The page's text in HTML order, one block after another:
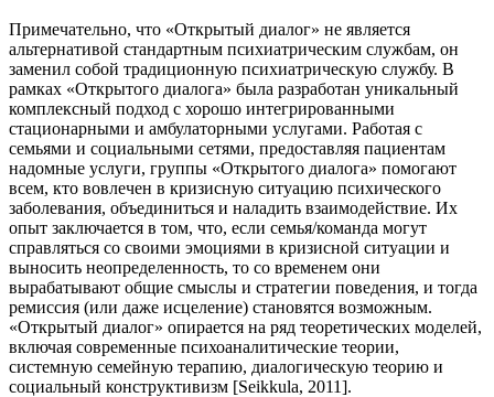
Примечательно, что «Открытый диалог» не является
альтернативой стандартным психиатрическим службам, он
заменил собой традиционную психиатрическую службу. В
рамках «Открытого диалога» была разработан уникальный
комплексный подход с хорошо интегрированными
стационарными и амбулаторными услугами. Работая с
семьями и социальными сетями, предоставляя пациентам
надомные услуги, группы «Открытого диалога» помогают
всем, кто вовлечен в кризисную ситуацию психического
заболевания, объединиться и наладить взаимодействие. Их
опыт заключается в том, что, если семья/команда могут
справляться со своими эмоциями в кризисной ситуации и
выносить неопределенность, то со временем они
вырабатывают общие смыслы и стратегии поведения, и тогда
ремиссия (или даже исцеление) становятся возможным.
«Открытый диалог» опирается на ряд теоретических моделей,
включая современные психоаналитические теории,
системную семейную терапию, диалогическую теорию и
социальный конструктивизм [Seikkula, 2011].